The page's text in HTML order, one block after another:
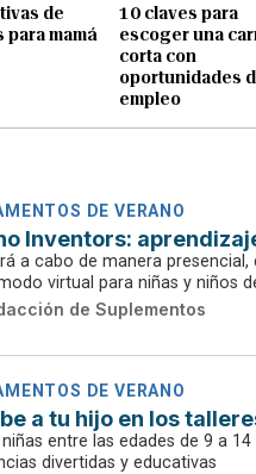
de
para mamá
10 claves para
escoger una
corta con
oportunidades
empleo
DE VERANO
Inventors:
a cabo de manera
virtual para niñas y niños
de Suplementos
DE VERANO
a tu hijo en los
niñas entre las edades de 9 a
divertidas y educativas